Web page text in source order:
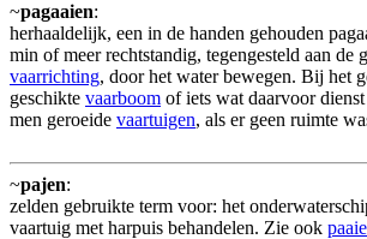
~pagaaien:
herhaaldelijk, een in de handen gehouden
min of meer rechtstandig, tegengesteld aan de
vaarrichting, door het water bewegen. Bij het
geschikte vaarboom of iets wat daarvoor
men geroeide vaartuigen, als er geen ruimte
~pajen:
zelden gebruikte term voor: het
vaartuig met harpuis behandelen. Zie ook